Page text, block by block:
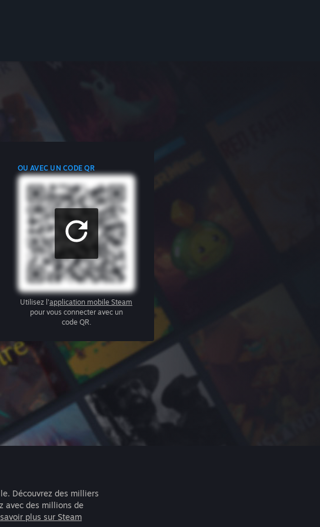
OU AVEC UN CODE QR
Utilisez l'application mobile Steam
pour vous connecter avec un
code QR.
Découvrez des milliers
avec des millions de
plus sur Steam